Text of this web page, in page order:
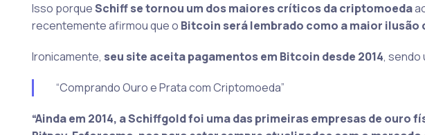
Isso porqueSchiff se tornou um dos maiores críticos da criptomoeda
recentemente afirmou que o Bitcoin será lembrado como a maior ilusão
Ironicamente, seu site aceita pagamentos em Bitcoin desde 2014, sendo
“Comprando Ouro e Prata com Criptomoeda”
“Ainda em 2014, a Schiffgold foi uma das primeiras empresas de